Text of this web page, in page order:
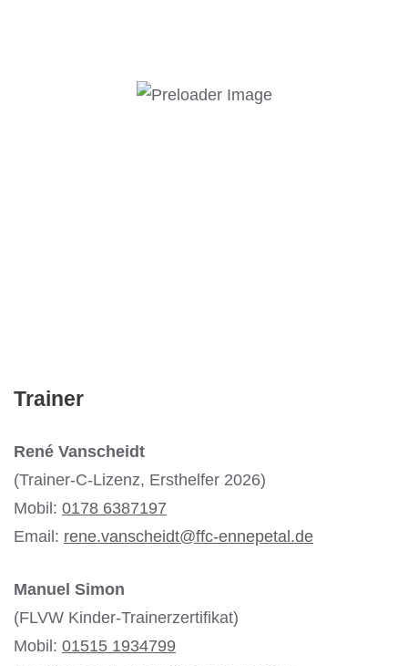
Trainer
René Vanscheidt
(Trainer-C-Lizenz, Ersthelfer 2026)
Mobil: 0178 6387197
Email: rene.vanscheidt@ffc-ennepetal.de
Manuel Simon
(FLVW Kinder-Trainerzertifikat)
Mobil: 01515 1934799